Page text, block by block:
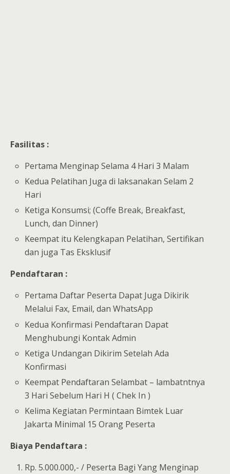
Fasilitas :
Pertama Menginap Selama 4 Hari 3 Malam
Kedua Pelatihan Juga di laksanakan Selam 2
Hari
Ketiga Konsumsi; (Coffe Break, Breakfast,
Lunch, dan Dinner)
Keempat itu Kelengkapan Pelatihan, Sertifikan
dan juga Tas Eksklusif
Pendaftaran :
Pertama Daftar Peserta Dapat Juga Dikirik
Melalui Fax, Email, dan WhatsApp
Kedua Konfirmasi Pendaftaran Dapat
Menghubungi Kontak Admin
Ketiga Undangan Dikirim Setelah Ada
Konfirmasi
Keempat Pendaftaran Selambat – lambatntnya
3 Hari Sebelum Hari H ( Chek In )
Kelima Kegiatan Permintaan Bimtek Luar
Jakarta Minimal 15 Orang Peserta
Biaya Pendaftara :
Rp. 5.000.000,- / Peserta Bagi Yang Menginap